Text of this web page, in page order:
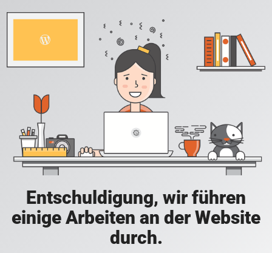
Entschuldigung, wir führen
einige Arbeiten an der Website
durch.